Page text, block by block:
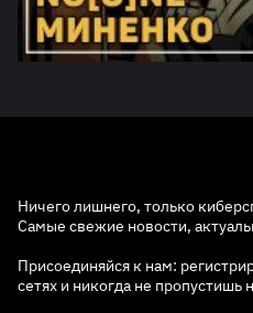
Ничего лишнего, только
Самые свежие новости,
Присоединяйся к нам:
сетях и никогда не пропустишь